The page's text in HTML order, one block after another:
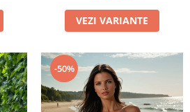
VEZI VARIANTE
-50%